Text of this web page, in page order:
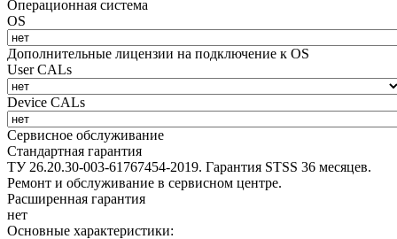
Операционная система
OS
Дополнительные лицензии на подключение к OS
User CALs
Device CALs
Сервисное обслуживание
Стандартная гарантия
ТУ 26.20.30-003-61767454-2019. Гарантия STSS 36 месяцев.
Ремонт и обслуживание в сервисном центре.
Расширенная гарантия
нет
Основные характеристики: